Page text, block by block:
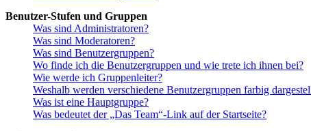
Benutzer-Stufen und Gruppen
Was sind Administratoren?
Was sind Moderatoren?
Was sind Benutzergruppen?
Wo finde ich die Benutzergruppen und wie trete ich ihnen bei?
Wie werde ich Gruppenleiter?
Weshalb werden verschiedene Benutzergruppen farbig
Was ist eine Hauptgruppe?
Was bedeutet der „Das Team“-Link auf der Startseite?